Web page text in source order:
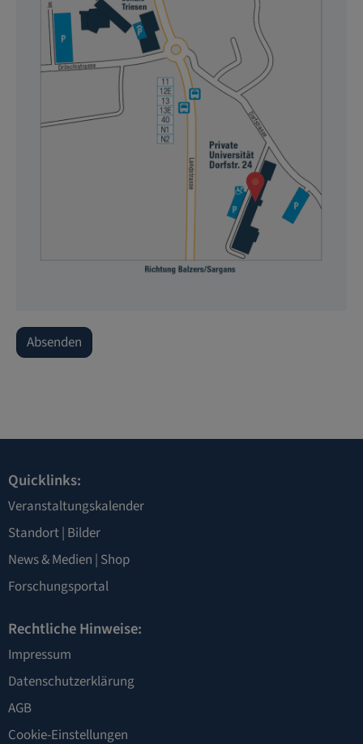
Absenden
Quicklinks:
Veranstaltungskalender
Standort| Bilder
News & Medien | Shop
Forschungsportal
Rechtliche Hinweise:
Impressum
Datenschutzerklärung
AGB
Cookie-Einstellungen